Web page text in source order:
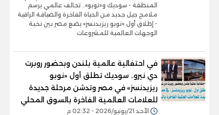
المنطقة - سوديك و«نوبو».. تحالف عالمي يرسم
ملامح جيل جديد من الحياة الفاخرة والضيافة الراقية
- إطلاق أول «نوبو ريزيدنسز» يضع مصر بين نخبة
الوجهات العالمية للمشروعات
في احتفالية عالمية بلندن وبحضور روبرت
دي نيرو.. سوديك تطلق أول «نوبو
ريزيدنسز» في مصر وتدشن مرحلة جديدة
للعلامات العالمية الفاخرة بالسوق المحلي
الأحد 21/يونيو/2026 - 02:32 م